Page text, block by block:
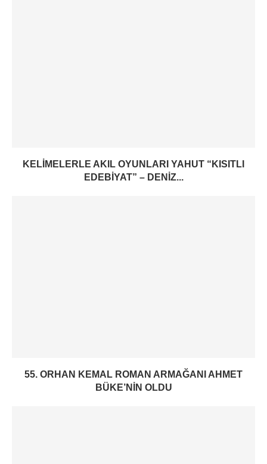
KELIMELERLE AKIL OYUNLARI YAHUT “KISITLI
EDEBIYAT” – DENIZ...
55. ORHAN KEMAL ROMAN ARMAĞANI AHMET
BÜKE’NIN OLDU